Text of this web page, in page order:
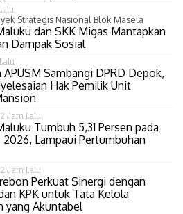
Strategis Nasional Blok Masela
dan SKK Migas Mantapkan
Dampak Sosial
APUSM Sambangi DPRD Depok,
Hak Pemilik Unit
Jam Lalu
Tumbuh 5,31 Persen pada
Lampaui Pertumbuhan
Jam Lalu
Perkuat Sinergi dengan
KPK untuk Tata Kelola
yang Akuntabel